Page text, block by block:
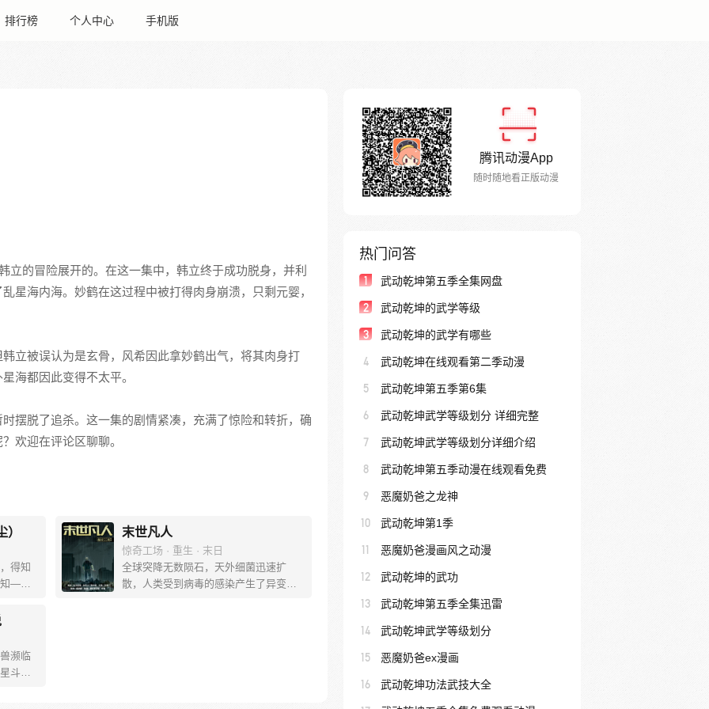
排行榜 个人中心 手机版
立的冒险展开的。在这一集中，韩立终于成功脱身，并利
星海内海。妙鹤在这过程中被打得肉身崩溃，只剩元婴，
立被误认为是玄骨，风希因此拿妙鹤出气，将其肉身打
海都因此变得不太平。
摆脱了追杀。这一集的剧情紧凑，充满了惊险和转折，确
欢迎在评论区聊聊。
得知
知——
屋后
的一
仙道
末世凡人
惊奇工场 · 重生 · 末日
全球突降无数陨石，天外细菌迅速扩
散，人类受到病毒的感染产生了异变！
濒临
斗大
腾讯动漫App
随时随地看正版动漫
热门问答
1 武动乾坤第五季全集网盘
2 武动乾坤的武学等级
3 武动乾坤的武学有哪些
4 武动乾坤在线观看第二季动漫
5 武动乾坤第五季第6集
6 武动乾坤武学等级划分 详细完整
7 武动乾坤武学等级划分详细介绍
8 武动乾坤第五季动漫在线观看免费
9 恶魔奶爸之龙神
10 武动乾坤第1季
11 恶魔奶爸漫画风之动漫
12 武动乾坤的武功
13 武动乾坤第五季全集迅雷
14 武动乾坤武学等级划分
15 恶魔奶爸ex漫画
16 武动乾坤功法武技大全